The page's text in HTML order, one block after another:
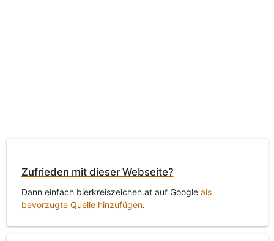
Zufrieden mit dieser Webseite?
Dann einfach bierkreiszeichen.at auf Google als
bevorzugte Quelle hinzufügen.